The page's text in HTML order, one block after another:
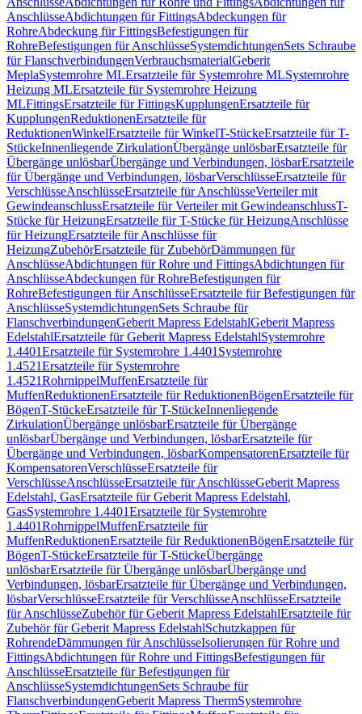
AnschlüsseAbdichtungen für FittingsAbdeckungen für
RohreAbdeckung für FittingsBefestigungen für
RohreBefestigungen für AnschlüsseSystemdichtungenSets Schraube
für FlanschverbindungenVerbrauchsmaterialGeberit
MeplaSystemrohre MLErsatzteile für Systemrohre MLSystemrohre
Heizung MLErsatzteile für Systemrohre Heizung
MLFittingsErsatzteile für FittingsKupplungenErsatzteile für
KupplungenReduktionenErsatzteile für
ReduktionenWinkelErsatzteile für WinkelT-StückeErsatzteile für T-
StückeInnenliegende ZirkulationÜbergänge unlösbarErsatzteile für
Übergänge unlösbarÜbergänge und Verbindungen, lösbarErsatzteile
für Übergänge und Verbindungen, lösbarVerschlüsseErsatzteile für
VerschlüsseAnschlüsseErsatzteile für AnschlüsseVerteiler mit
GewindeanschlussErsatzteile für Verteiler mit GewindeanschlussT-
Stücke für HeizungErsatzteile für T-Stücke für HeizungAnschlüsse
für HeizungErsatzteile für Anschlüsse für
HeizungZubehörErsatzteile für ZubehörDämmungen für
AnschlüsseAbdichtungen für Rohre und FittingsAbdichtungen für
AnschlüsseAbdeckungen für RohreBefestigungen für
RohreBefestigungen für AnschlüsseErsatzteile für Befestigungen für
AnschlüsseSystemdichtungenSets Schraube für
FlanschverbindungenGeberit Mapress EdelstahlGeberit Mapress
EdelstahlErsatzteile für Geberit Mapress EdelstahlSystemrohre
1.4401Ersatzteile für Systemrohre 1.4401 Systemrohre
1.4521Ersatzteile für Systemrohre
1.4521RohrnippelMuffenErsatzteile für
MuffenReduktionenErsatzteile für ReduktionenBögenErsatzteile für
BögenT-StückeErsatzteile für T-StückeInnenliegende
ZirkulationÜbergänge unlösbarErsatzteile für Übergänge
unlösbarÜbergänge und Verbindungen, lösbarErsatzteile für
Übergänge und Verbindungen, lösbarKompensatorenErsatzteile für
KompensatorenVerschlüsseErsatzteile für
VerschlüsseAnschlüsseErsatzteile für AnschlüsseGeberit Mapress
Edelstahl, GasErsatzteile für Geberit Mapress Edelstahl,
GasSystemrohre 1.4401Ersatzteile für Systemrohre
1.4401RohrnippelMuffenErsatzteile für
MuffenReduktionenErsatzteile für ReduktionenBögenErsatzteile für
BögenT-StückeErsatzteile für T-StückeÜbergänge
unlösbarErsatzteile für Übergänge unlösbarÜbergänge und
Verbindungen, lösbarErsatzteile für Übergänge und Verbindungen,
lösbarVerschlüsseErsatzteile für VerschlüsseAnschlüsseErsatzteile
für AnschlüsseZubehör für Geberit Mapress EdelstahlErsatzteile für
Zubehör für Geberit Mapress EdelstahlSchutzkappen für
RohrendeDämmungen für AnschlüsseIsolierungen für Rohre und
FittingsAbdichtungen für Rohre und FittingsBefestigungen für
AnschlüsseErsatzteile für Befestigungen für
AnschlüsseSystemdichtungenSets Schraube für
FlanschverbindungenGeberit Mapress ThermSystemrohre